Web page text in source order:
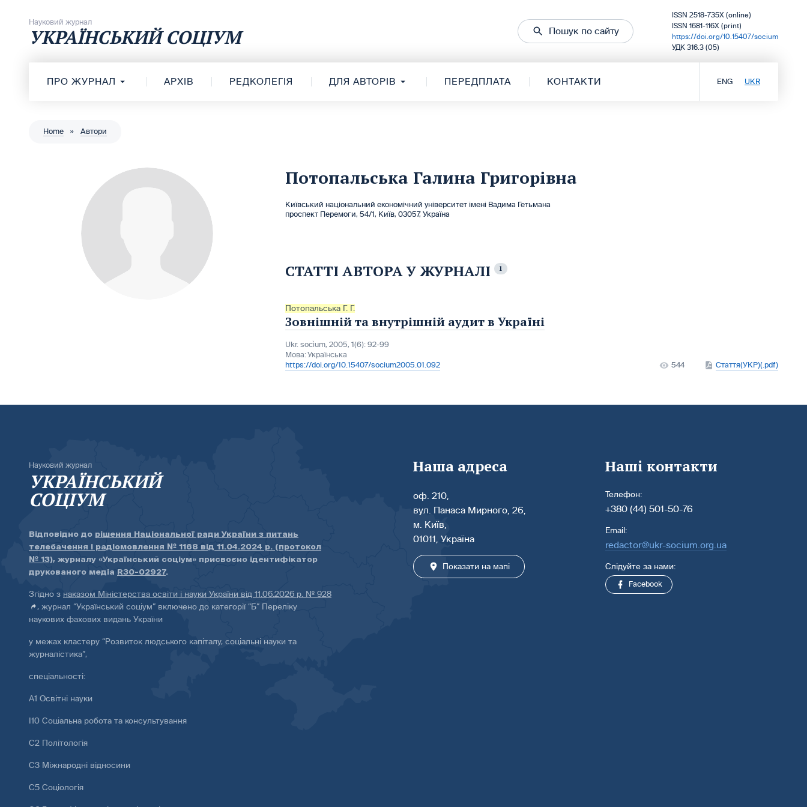
Науковий журнал
УКРАЇНСЬКИЙ СОЦІУМ Пошук по сайту
ISSN 2518-735X (online)
ISSN 1681-116X (print)
https://doi.org/10.15407/socium
УДК 316.3 (05)
ПРО ЖУРНАЛ АРХІВ РЕДКОЛЕГІЯ ДЛЯ АВТОРІВ ПЕРЕДПЛАТА КОНТАКТИ ENG UKR
Home » Автори
Потопальська Галина Григорівна
Київський національний економічний університет імені Вадима Гетьмана
проспект Перемоги, 54/1, Київ, 03057, Україна
СТАТТІ АВТОРА У ЖУРНАЛІ 1
Потопальська Г. Г.
Зовнішній та внутрішній аудит в Україні
Ukr. socìum, 2005, 1(6): 92-99
Мова:Українська
https://doi.org/10.15407/socium2005.01.092
544 Стаття(УКР)(.pdf)
Науковий журнал
УКРАЇНСЬКИЙ
СОЦІУМ
Відповідно до рішення Національної ради України з питань
телебачення і радіомовлення № 1168 від 11.04.2024 р. (протокол
№ 13), журналу «Український соціум» присвоєно ідентифікатор
друкованого медіа R30-02927.
Згідно з наказом Міністерства освіти і науки України від 11.06.2026 р. № 928
, журнал “Український соціум” включено до категорії “Б” Переліку
наукових фахових видань України
у межах кластеру “Розвиток людського капіталу, соціальні науки та
журналістика”,
спеціальності:
А1 Освітні науки
І10 Соціальна робота та консультування
С2 Політологія
С3 Міжнародні відносини
С5 Соціологія
Наша адреса
оф. 210,
вул. Панаса Мирного, 26,
м. Київ,
01011, Україна
Показати на мапі
Наші контакти
Телефон:
+380 (44) 501-50-76
Email:
redactor@ukr-socium.org.ua
Слідуйте за нами:
Facebook